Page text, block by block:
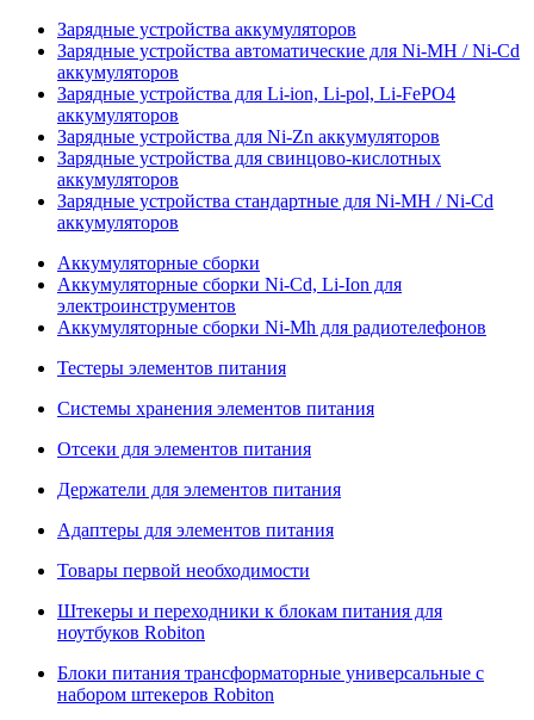
Зарядные устройства аккумуляторов
Зарядные устройства автоматические для Ni-MH / Ni-Cd
аккумуляторов
Зарядные устройства для Li-ion, Li-pol, Li-FePO4
аккумуляторов
Зарядные устройства для Ni-Zn аккумуляторов
Зарядные устройства для свинцово-кислотных
аккумуляторов
Зарядные устройства стандартные для Ni-MH / Ni-Cd
аккумуляторов
Аккумуляторные сборки
Аккумуляторные сборки Ni-Cd, Li-Ion для
электроинструментов
Аккумуляторные сборки Ni-Mh для радиотелефонов
Тестеры элементов питания
Системы хранения элементов питания
Отсеки для элементов питания
Держатели для элементов питания
Адаптеры для элементов питания
Товары первой необходимости
Штекеры и переходники к блокам питания для
ноутбуков Robiton
Блоки питания трансформаторные универсальные с
набором штекеров Robiton